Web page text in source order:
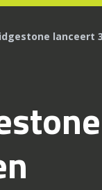
lanceert